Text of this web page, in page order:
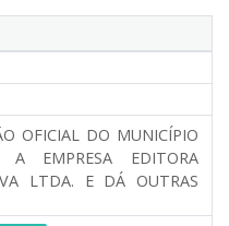
OFICIAL DO MUNICÍPIO
EMPRESA EDITORA
LTDA. E DÁ OUTRAS